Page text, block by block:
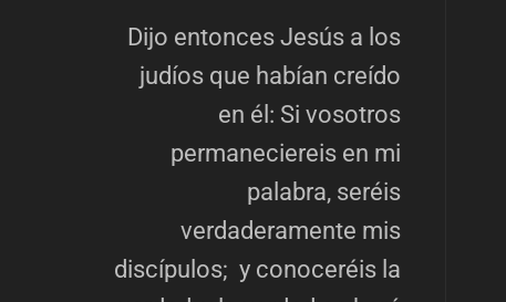
Dijo entonces Jesús a los
judíos que habían creído
en él: Si vosotros
permaneciereis en mi
palabra, seréis
verdaderamente mis
discípulos; y conoceréis la